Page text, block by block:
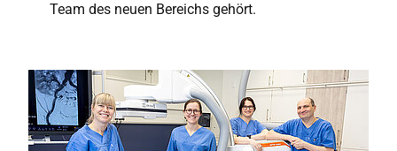
Team des neuen Bereichs gehört.